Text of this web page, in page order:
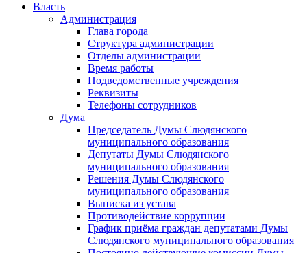
Власть
Администрация
Глава города
Структура администрации
Отделы администрации
Время работы
Подведомственные учреждения
Реквизиты
Телефоны сотрудников
Дума
Председатель Думы Слюдянского
муниципального образования
Депутаты Думы Слюдянского
муниципального образования
Решения Думы Слюдянского
муниципального образования
Выписка из устава
Противодействие коррупции
График приёма граждан депутатами Думы
Слюдянского муниципального образования